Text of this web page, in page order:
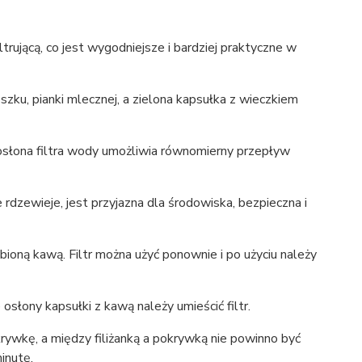
co jest wygodniejsze i bardziej praktyczne w
pianki mlecznej, a zielona kapsułka z wieczkiem
filtra wody umożliwia równomierny przepływ
jest przyjazna dla środowiska, bezpieczna i
kawą. Filtr można użyć ponownie i po użyciu należy
kapsułki z kawą należy umieścić filtr.
a między filiżanką a pokrywką nie powinno być